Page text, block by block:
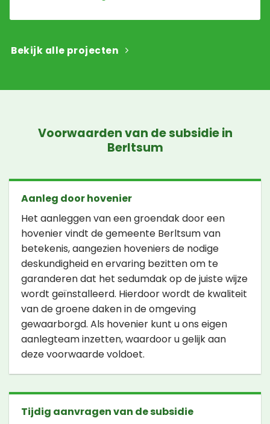
Bekijk alle projecten
Voorwaarden van de subsidie in
Berltsum
Aanleg door hovenier
Het aanleggen van een groendak door een
hovenier vindt de gemeente Berltsum van
betekenis, aangezien hoveniers de nodige
deskundigheid en ervaring bezitten om te
garanderen dat het sedumdak op de juiste wijze
wordt geïnstalleerd. Hierdoor wordt de kwaliteit
van de groene daken in de omgeving
gewaarborgd. Als hovenier kunt u ons eigen
aanlegteam inzetten, waardoor u gelijk aan
deze voorwaarde voldoet.
Tijdig aanvragen van de subsidie